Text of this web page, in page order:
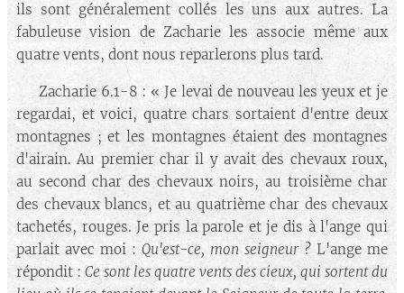
ils sont généralement collés les uns aux autres. La
fabuleuse vision de Zacharie les associe même aux
quatre vents, dont nous reparlerons plus tard.
🔘 Zacharie 6.1-8 : « Je levai de nouveau les yeux et je
regardai, et voici, quatre chars sortaient d'entre deux
montagnes ; et les montagnes étaient des montagnes
d'airain. Au premier char il y avait des chevaux roux,
au second char des chevaux noirs, au troisième char
des chevaux blancs, et au quatrième char des chevaux
tachetés, rouges. Je pris la parole et je dis à l'ange qui
parlait avec moi :Qu'est-ce, mon seigneur ? L'ange me
répondit : Ce sont les quatre vents des cieux, qui sortent du